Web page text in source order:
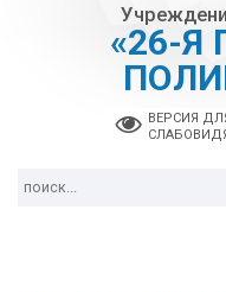
«26-Я
ВЕРСИЯ